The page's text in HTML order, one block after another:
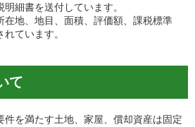
細書を送付しています。
地、地目、面積、評価額、課税標準
ています。
て
を満たす土地、家屋、償却資産は固定